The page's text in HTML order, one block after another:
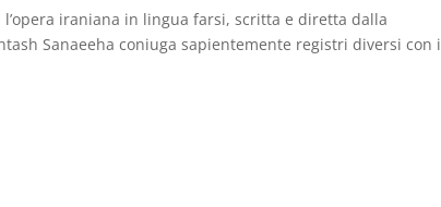
iraniana in lingua farsi, scritta e diretta dalla
Sanaeeha coniuga sapientemente registri diversi con i